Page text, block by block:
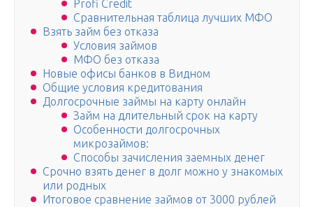
Profi Credit
Сравнительная таблица лучших МФО
Взять займ без отказа
Условия займов
МФО без отказа
Новые офисы банков в Видном
Общие условия кредитования
Долгосрочные займы на карту онлайн
Займ на длительный срок на карту
Особенности долгосрочных
микрозаймов:
Способы зачисления заемных денег
Срочно взять денег в долг можно у знакомых
или родных
Итоговое сравнение займов от 3000 рублей